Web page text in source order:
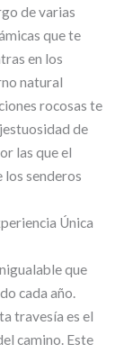
de varias
que te
en los
natural
rocosas te
de
las que el
los senderos
Única
que
cada año.
travesía es el
camino. Este